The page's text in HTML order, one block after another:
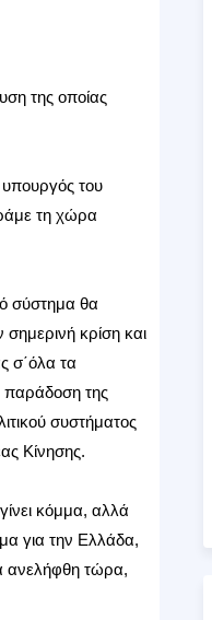
της οποίας
του
τη χώρα
σύστημα θα
σημερινή κρίση και
σ΄όλα τα
παράδοση της
συστήματος
Κίνησης.
κόμμα, αλλά
για την Ελλάδα,
ανελήφθη τώρα,